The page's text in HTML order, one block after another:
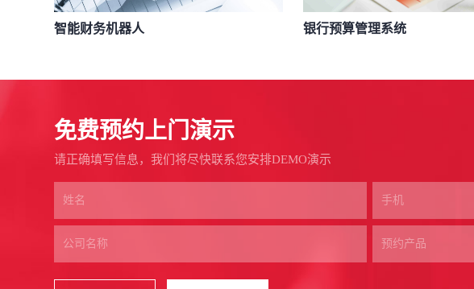
智能财务机器人 银行预算管理系统
免费预约上门演示
请正确填写信息，我们将尽快联系您安排DEMO演示